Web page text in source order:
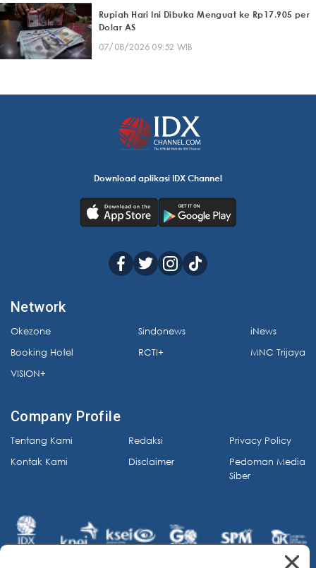
Rupiah Hari Ini Dibuka Menguat ke Rp17.905 per
Dolar AS
07/08/2026 09:52 WIB
Download aplikasi IDX Channel
Network
Okezone
Booking Hotel
VISION+
Sindonews
RCTI+
iNews
MNC Trijaya
Company Profile
Tentang Kami
Kontak Kami
Redaksi
Disclaimer
Privacy Policy
Pedoman Media
Siber